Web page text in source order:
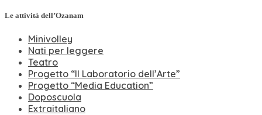
Le attività dell’Ozanam
Minivolley
Nati per leggere
Teatro
Progetto “Il Laboratorio dell’Arte”
Progetto “Media Education”
Doposcuola
Extraitaliano